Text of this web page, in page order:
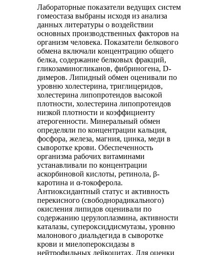
Лабораторные показатели ведущих систем
гомеостаза выбраны исходя из анализа
данных литературы о воздействии
основных производственных факторов на
организм человека. Показатели белкового
обмена включали концентрацию общего
белка, содержание белковых фракций,
гликозаминогликанов, фибриногена, D-
димеров. Липидный обмен оценивали по
уровню холестерина, триглицеридов,
холестерина липопротеидов высокой
плотности, холестерина липопротеидов
низкой плотности и коэффициенту
атерогенности. Минеральный обмен
определяли по концентрации кальция,
фосфора, железа, магния, цинка, меди в
сыворотке крови. Обеспеченность
организма рабочих витаминами
устанавливали по концентрации
аскорбиновой кислоты, ретинола, β-
каротина и α-токоферола.
Антиоксидантный статус и активность
перекисного (свободнорадикального)
окисления липидов оценивали по
содержанию церулоплазмина, активности
каталазы, супероксиддисмутазы, уровню
малонового диальдегида в сыворотке
крови и миелопероксидазы в
нейтрофильных лейкоцитах. Для оценки